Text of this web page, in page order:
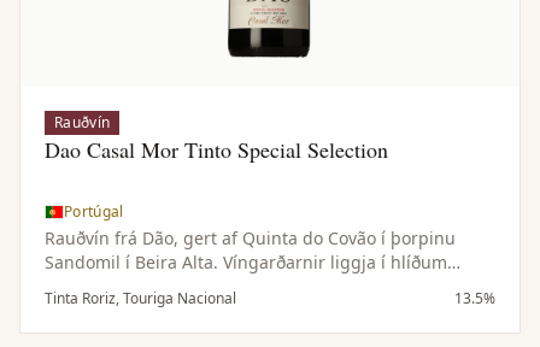
Rauðvín
Dao Casal Mor Tinto Special Selection
Portúgal
Rauðvín frá Dão, gert af Quinta do Covão í þorpinu
Sandomil í Beira Alta. Víngarðarnir liggja í hlíðum
Estrela-fjallgarðsins í meginlandsloftslagi og mikilli
hæð þar sem svalar nætur fylgja hlýju sólskini.
Loftslagið ásamt granítjarðvegi gefur þrúgur með góðri
Tinta Roriz, Touriga Nacional 13.5%